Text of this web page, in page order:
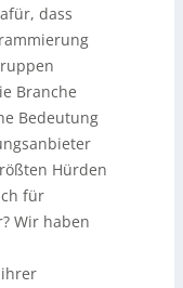
dass
Branche
Bedeutung
Hürden
für
Wir haben